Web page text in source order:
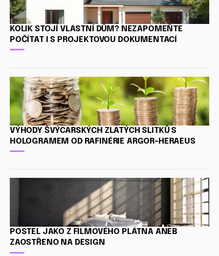
KOLIK STOJÍ VLASTNÍ DŮM? NEZAPOMEŇTE
POČÍTAT I S PROJEKTOVOU DOKUMENTACÍ
VÝHODY ŠVÝCARSKÝCH ZLATÝCH SLITKŮ S
HOLOGRAMEM OD RAFINÉRIE ARGOR-HERAEUS
POSTEL JAKO Z FILMOVÉHO PLÁTNA ANEB
ZAOSTŘENO NA DESIGN